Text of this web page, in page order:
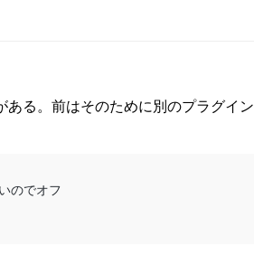
る。前はそのために別のプラグイン